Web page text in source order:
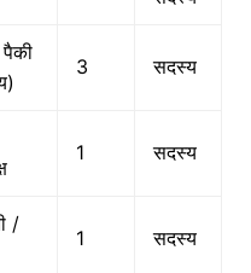
3 सदस्य
1 सदस्य
/
1 सदस्य